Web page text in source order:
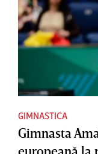
GIMNASTICA
Gimnasta
europeană la